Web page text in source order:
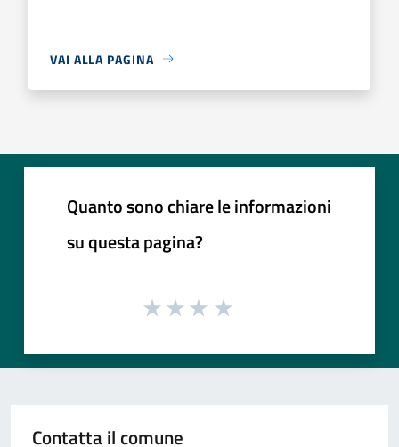
VAI ALLA PAGINA
Quanto sono chiare le informazioni
su questa pagina?
Contatta il comune